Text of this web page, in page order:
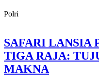
Polri
SAFARI LANSIA
TIGA RAJA:
MAKNA